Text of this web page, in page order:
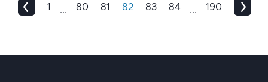
1 ... 80 81 82 83 84 ... 190